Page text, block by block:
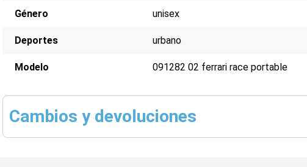
Género unisex
Deportes urbano
Modelo 091282 02 ferrari race portable
Cambios y devoluciones